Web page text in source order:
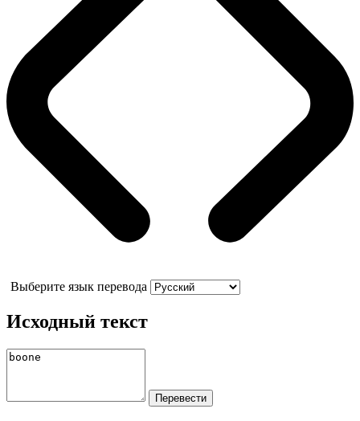
Выберите язык перевода
Исходный текст